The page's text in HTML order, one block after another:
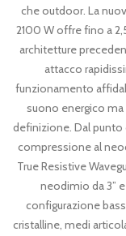
che outdoor. La
2100 W offre fino a
architetture
attacco
funzionamento
suono energico
definizione. Dal punto
compressione al
True Resistive
neodimio da 3”
configurazione
cristalline, medi